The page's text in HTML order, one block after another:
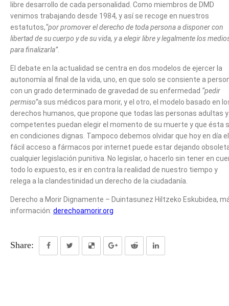
libre desarrollo de cada personalidad. Como miembros de DMD
venimos trabajando desde 1984, y así se recoge en nuestros
estatutos,“por promover el derecho de toda persona a disponer con
libertad de su cuerpo y de su vida, y a elegir libre y legalmente los
para finalizarla”.
El debate en la actualidad se centra en dos modelos de ejercer la
autonomía al final de la vida, uno, en que solo se consiente a
con un grado determinado de gravedad de su enfermedad “pedir
permiso”a sus médicos para morir, y el otro, el modelo basado en
derechos humanos, que propone que todas las personas adultas y
competentes puedan elegir el momento de su muerte y que ésta
en condiciones dignas. Tampoco debemos olvidar que hoy en día el
fácil acceso a fármacos por internet puede estar dejando
cualquier legislación punitiva. No legislar, o hacerlo sin tener en
todo lo expuesto, es ir en contra la realidad de nuestro tiempo y
relega a la clandestinidad un derecho de la ciudadanía.
Derecho a Morir Dignamente – Duintasunez Hiltzeko Eskubidea,
información: derechoamorir.org
Share: